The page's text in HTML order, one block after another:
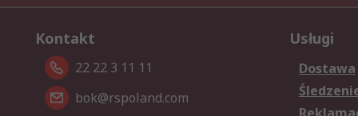
Kontakt
22 22 3 11 11
bok@rspoland.com
Usługi
Dostawa